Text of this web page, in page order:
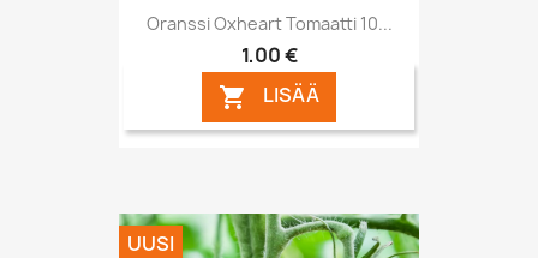
Oranssi Oxheart Tomaatti 10...
1,00 €
 LISÄÄ
UUSI